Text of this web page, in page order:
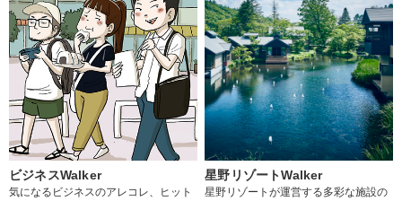
ビジネスWalker
気になるビジネスのアレコレ、ヒット
星野リゾートWalker
星野リゾートが運営する多彩な施設の